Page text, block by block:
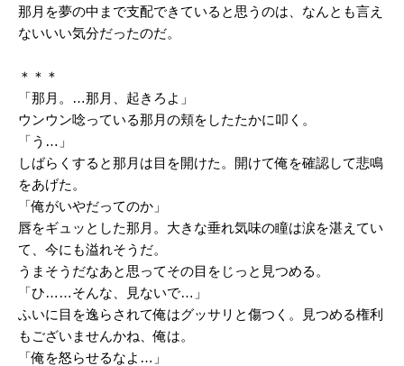
那月を夢の中まで支配できていると思うのは、なんとも言え
ないいい気分だったのだ。
＊＊＊
「那月。…那月、起きろよ」
ウンウン唸っている那月の頬をしたたかに叩く。
「う…」
しばらくすると那月は目を開けた。開けて俺を確認して悲鳴
をあげた。
「俺がいやだってのか」
唇をギュッとした那月。大きな垂れ気味の瞳は涙を湛えてい
て、今にも溢れそうだ。
うまそうだなあと思ってその目をじっと見つめる。
「ひ……そんな、見ないで…」
ふいに目を逸らされて俺はグッサリと傷つく。見つめる権利
もございませんかね、俺は。
「俺を怒らせるなよ…」